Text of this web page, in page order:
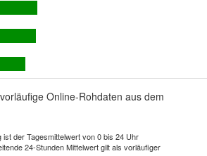
Online-Rohdaten aus dem
der Tagesmittelwert von 0 bis 24 Uhr
24-Stunden Mittelwert gilt als vorläufiger